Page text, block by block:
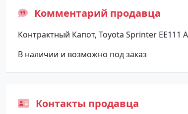
Комментарий продавца
Контрактный Капот, Toyota Sprinter EE111
В наличии и возможно под заказ
Контакты продавца